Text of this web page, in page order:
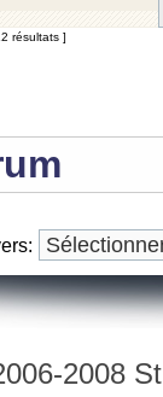
résultats ]
2008